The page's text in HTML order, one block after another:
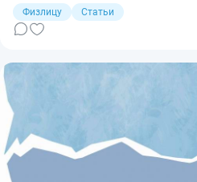
взыскивают в пользу
меры вполне приятная — во
человека, приобретшего или
называемый потребительский
разбираемся вместе.
Физлицу
Статьи